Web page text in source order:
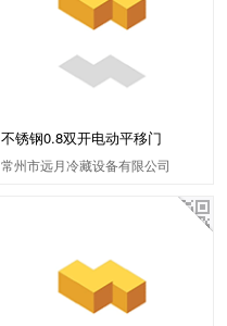
不锈钢0.8双开电动平移门
常州市远月冷藏设备有限公司